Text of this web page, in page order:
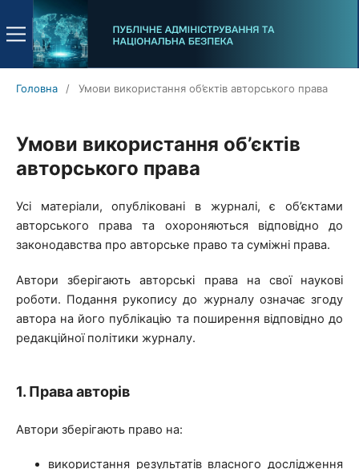
Головна / Умови використання об’єктів авторського права
Умови використання об’єктів
авторського права
Усі матеріали, опубліковані в журналі, є об’єктами
авторського права та охороняються відповідно до
законодавства про авторське право та суміжні права.
Автори зберігають авторські права на свої наукові
роботи. Подання рукопису до журналу означає згоду
автора на його публікацію та поширення відповідно до
редакційної політики журналу.
1. Права авторів
Автори зберігають право на:
використання результатів власного дослідження